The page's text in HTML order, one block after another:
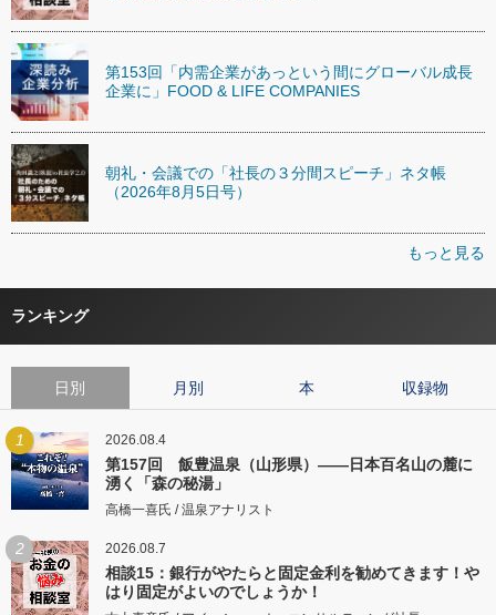
第153回「内需企業があっという間にグローバル成長
企業に」FOOD & LIFE COMPANIES
朝礼・会議での「社長の３分間スピーチ」ネタ帳
（2026年8月5日号）
もっと見る
ランキング
日別 月別 本 収録物
1 2026.08.4
第157回 飯豊温泉（山形県）――日本百名山の麓に
湧く「森の秘湯」
高橋一喜氏 / 温泉アナリスト
2 2026.08.7
相談15：銀行がやたらと固定金利を勧めてきます！や
はり固定がよいのでしょうか！